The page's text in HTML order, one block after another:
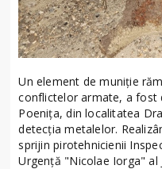
Un element de muniție
conflictelor armate, a fost
Poenița, din localitatea
detecția metalelor.
sprijin pirotehnicienii
Urgență "Nicolae Iorga" al